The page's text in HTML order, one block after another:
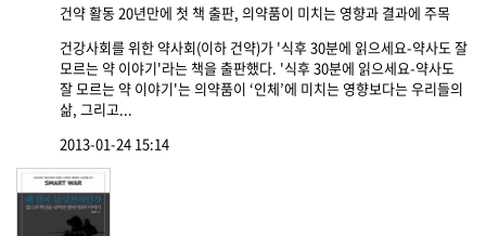
건약 활동 20년만에 첫 책 출판, 의약품이 미치는 영향과 결과에 주목
건강사회를 위한 약사회(이하 건약)가 '식후 30분에 읽으세요-약사도 잘
모르는 약 이야기'라는 책을 출판했다. '식후 30분에 읽으세요-약사도
잘 모르는 약 이야기'는 의약품이 ‘인체’에 미치는 영향보다는 우리들의
삶, 그리고...
2013-01-24 15:14